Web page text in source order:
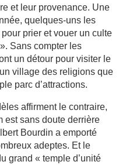
et leur provenance. Une
quelques-uns les
prier et vouer un culte
Sans compter les
un détour pour visiter le
village des religions que
parc d’attractions.
affirment le contraire,
est sans doute derrière
Bourdin a emporté
adeptes. Et le
grand « temple d’unité